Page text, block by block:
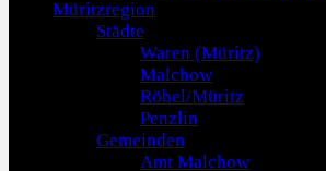
Müritzregion
Städte
Waren (Müritz)
Malchow
Röbel/Müritz
Penzlin
Gemeinden
Amt Malchow